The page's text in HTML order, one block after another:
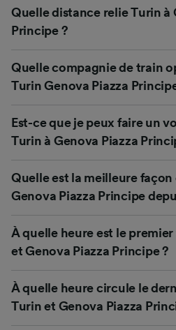
Quelle distance relie Turin à
Principe ?
Quelle compagnie de train
Turin Genova Piazza
Est-ce que je peux faire un
Turin à Genova Piazza
Quelle est la meilleure façon
Genova Piazza Principe
À quelle heure est le
et Genova Piazza Principe ?
À quelle heure circule le
Turin et Genova Piazza